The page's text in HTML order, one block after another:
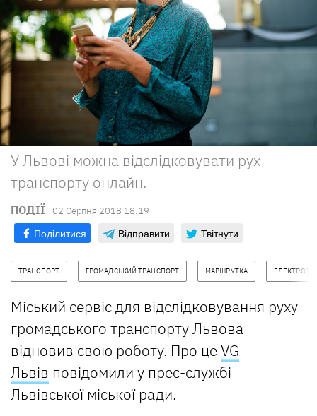
У Львові можна відслідковувати рух
транспорту онлайн.
ПОДІЇ 02 Серпня 2018 18:19
Поділитися Відправити Твітнути
ТРАНСПОРТ ГРОМАДСЬКИЙ ТРАНСПОРТ МАРШРУТКА
Міський сервіс для відслідковування руху
громадського транспорту Львова
відновив свою роботу. Про цеVG
Львів повідомили у прес-службі
Львівської міської ради.